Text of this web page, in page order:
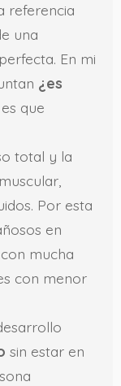
referencia
una
En mi
¿es
que
total y la
Por esta
en
mucha
con menor
sin estar en